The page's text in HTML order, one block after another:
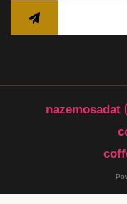
nazemosadat